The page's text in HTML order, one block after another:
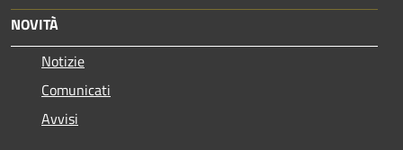
NOVITÀ
Notizie
Comunicati
Avvisi